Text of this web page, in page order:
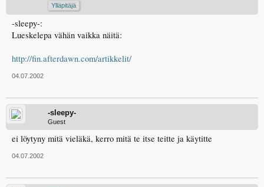
Ylläpitäjä
-sleepy-:
Lueskelepa vähän vaikka näitä:
http://fin.afterdawn.com/artikkelit/
04.07.2002
-sleepy-
Guest
ei löytyny mitä vieläkä, kerro mitä te itse teitte ja käytitte
04.07.2002